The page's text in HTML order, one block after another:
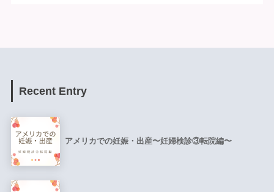
Recent Entry
アメリカでの妊娠・出産〜妊婦検診③転院編〜